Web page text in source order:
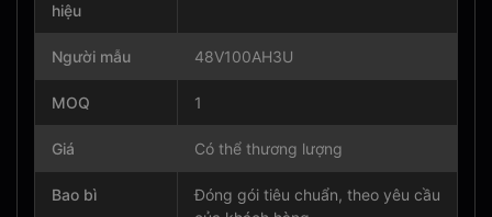
hiệu
Người mẫu 48V100AH3U
MOQ 1
Giá Có thể thương lượng
Bao bì
Đóng gói tiêu chuẩn, theo yêu cầu